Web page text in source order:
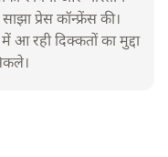
प्रेस कॉन्फ्रेंस की।
में आ रही दिक्कतों का मुद्दा